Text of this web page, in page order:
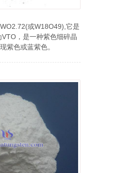
或W18O49),它是
，是一种紫色细碎晶
紫色或蓝紫色。